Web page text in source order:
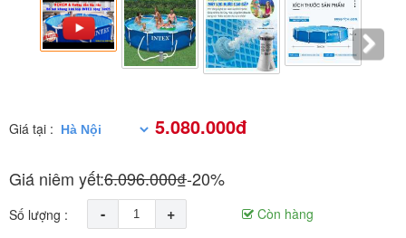
Giá tại : 5.080.000đ
Giá niêm yết:6.096.000₫-20%
Số lượng : - +
Còn hàng